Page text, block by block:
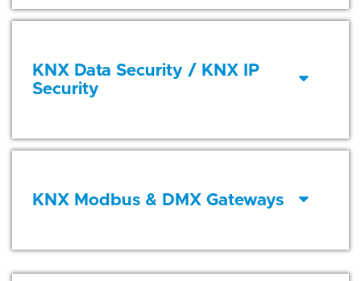
KNX Data Security / KNX IP
Security
KNX Modbus & DMX Gateways